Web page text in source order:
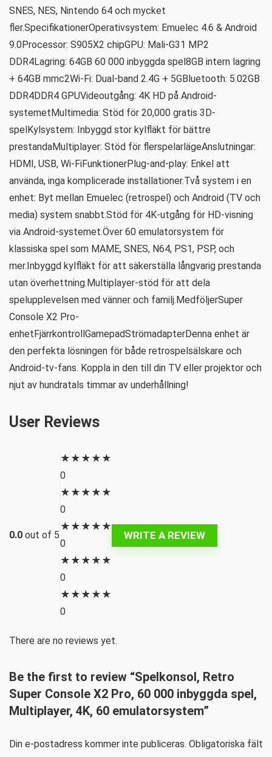
SNES, NES, Nintendo 64 och mycket
fler.SpecifikationerOperativsystem: Emuelec 4.6 & Android
9.0Processor: S905X2 chipGPU: Mali-G31 MP2
DDR4Lagring: 64GB 60 000 inbyggda spel8GB intern lagring
+ 64GB mmc2Wi-Fi: Dual-band 2.4G + 5GBluetooth: 5.02GB
DDR4DDR4 GPUVideoutgång: 4K HD på Android-
systemetMultimedia: Stöd för 20,000 gratis 3D-
spelKylsystem: Inbyggd stor kylfläkt för bättre
prestandaMultiplayer: Stöd för flerspelarlägeAnslutningar:
HDMI, USB, Wi-FiFunktionerPlug-and-play: Enkel att
använda, inga komplicerade installationer.Två system i en
enhet: Byt mellan Emuelec (retrospel) och Android (TV och
media) system snabbt.Stöd för 4K-utgång för HD-visning
via Android-systemet.Över 60 emulatorsystem för
klassiska spel som MAME, SNES, N64, PS1, PSP, och
mer.Inbyggd kylfläkt för att säkerställa långvarig prestanda
utan överhettning.Multiplayer-stöd för att dela
spelupplevelsen med vänner och familj.MedföljerSuper
Console X2 Pro-
enhetFjärrkontrollGamepadStrömadapterDenna enhet är
den perfekta lösningen för både retrospelsälskare och
Android-tv-fans. Koppla in den till din TV eller projektor och
njut av hundratals timmar av underhållning!
User Reviews
0.0 out of 5
★ ★ ★ ★ ★
0
★ ★ ★ ★ ★
0
★ ★ ★ ★ ★
0
★ ★ ★ ★ ★
0
★ ★ ★ ★ ★
0
WRITE A REVIEW
There are no reviews yet.
Be the first to review “Spelkonsol, Retro
Super Console X2 Pro, 60 000 inbyggda spel,
Multiplayer, 4K, 60 emulatorsystem”
Din e-postadress kommer inte publiceras. Obligatoriska fält